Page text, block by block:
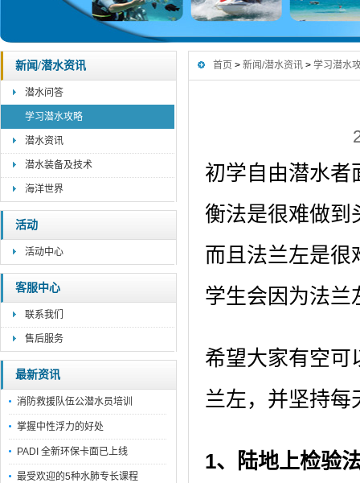
新闻/潜水资讯
潜水问答
学习潜水攻略
潜水资讯
潜水装备及技术
海洋世界
活动
活动中心
客服中心
联系我们
售后服务
最新资讯
消防救援队伍公潜水员培训
掌握中性浮力的好处
PADI 全新环保卡面已上线
最受欢迎的5种水肺专长课程
首页 > 新闻/潜水资讯 > 学习潜水
初学自由潜水者
衡法是很难做到
而且法兰左是很
学生会因为法兰
希望大家有空可
兰左，并坚持每
1、陆地上检验